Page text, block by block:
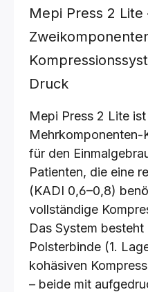
Mepi Press 2 Lite
Druck
Mepi Press 2 Lite
Mehrkomponenten-
für den
Patienten, die eine
(KADI 0,6–0,8)
vollständige
Das System
Polsterbinde (1.
kohäsiven
– beide mit